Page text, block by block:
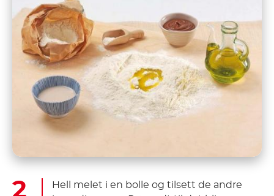
Hell melet i en bolle og tilsett de andre